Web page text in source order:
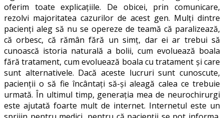
oferim toate explicațiile. De obicei, prin comunicare,
rezolvi majoritatea cazurilor de acest gen. Mulți dintre
pacienți aleg să nu se opereze de teamă că paralizează,
că orbesc, că rămân fără un simț, dar ei ar trebui să
cunoască istoria naturală a bolii, cum evoluează boala
fără tratament, cum evoluează boala cu tratament și care
sunt alternativele. Dacă aceste lucruri sunt cunoscute,
pacienții o să fie încântați să-și aleagă calea ce trebuie
urmată. În ultimul timp, generația mea de neurochirurgi
este ajutată foarte mult de internet. Internetul este un